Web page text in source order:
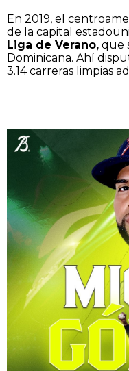
En 2019, el
de la capital
Liga de Verano, que
Dominicana. Ahí
3.14 carreras limpias